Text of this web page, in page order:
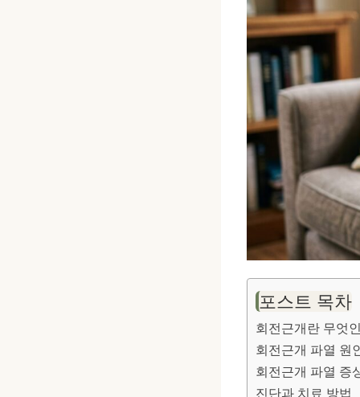
포스트 목차
회전근개란 무엇
회전근개 파열 원
회전근개 파열 증
진단과 치료 방법